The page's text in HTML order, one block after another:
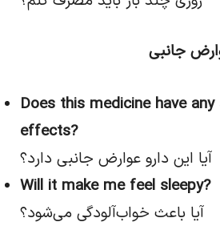
جانبی
Does this medicine have
effects?
آیا این دارو عوارض جانبی دارد؟
Will it make me feel sleepy?
آیا باعث خواب‌آلودگی می‌شود؟